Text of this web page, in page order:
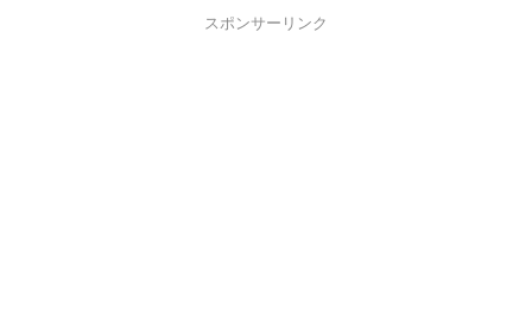
スポンサーリンク